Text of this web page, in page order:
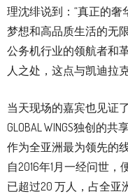
理沈绯说到：“真正的
梦想和高品质生活的无
公务机行业的领航者和
人之处，这点与凯迪拉
当天现场的嘉宾也见证
GLOBAL WINGS独创的
作为全亚洲最为领先的
自2016年1月一经问世，
已超过20 万人，占全亚